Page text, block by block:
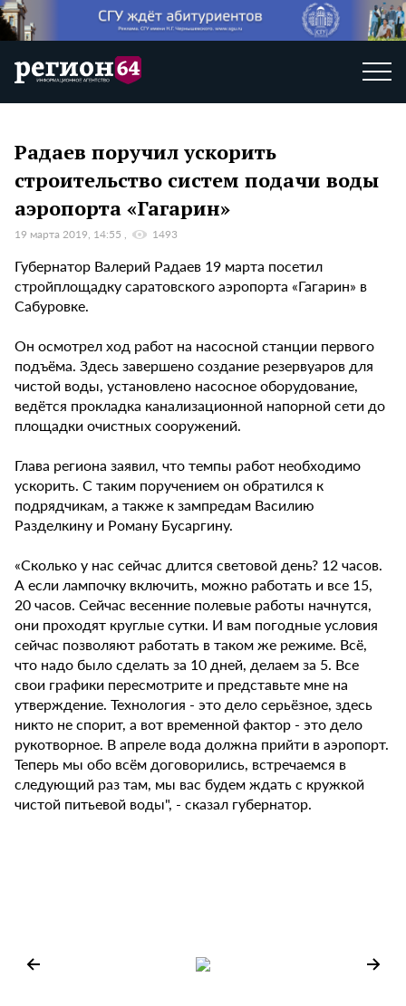
Радаев поручил ускорить
строительство систем подачи воды
аэропорта «Гагарин»
19 марта 2019, 14:55 1493
Губернатор Валерий Радаев 19 марта посетил
стройплощадку саратовского аэропорта «Гагарин» в
Сабуровке.
Он осмотрел ход работ на насосной станции первого
подъёма. Здесь завершено создание резервуаров для
чистой воды, установлено насосное оборудование,
ведётся прокладка канализационной напорной сети до
площадки очистных сооружений.
Глава региона заявил, что темпы работ необходимо
ускорить. С таким поручением он обратился к
подрядчикам, а также к зампредам Василию
Разделкину и Роману Бусаргину.
«Сколько у нас сейчас длится световой день? 12 часов.
А если лампочку включить, можно работать и все 15,
20 часов. Сейчас весенние полевые работы начнутся,
они проходят круглые сутки. И вам погодные условия
сейчас позволяют работать в таком же режиме. Всё,
что надо было сделать за 10 дней, делаем за 5. Все
свои графики пересмотрите и представьте мне на
утверждение. Технология - это дело серьёзное, здесь
никто не спорит, а вот временной фактор - это дело
рукотворное. В апреле вода должна прийти в аэропорт.
Теперь мы обо всём договорились, встречаемся в
следующий раз там, мы вас будем ждать с кружкой
чистой питьевой воды", - сказал губернатор.